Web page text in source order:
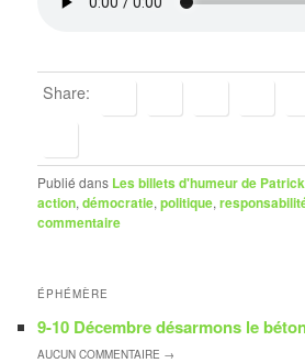
Share:
Publié dans Les billets d'humeur de
action,démocratie,politique,
commentaire
ÉPHÉMÈRE
9-10 Décembre désarmons le
AUCUNCOMMENTAIRE →